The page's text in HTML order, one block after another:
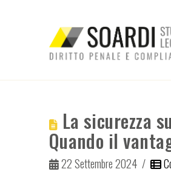
La sicurezza
Quando il
22 Settembre 2024